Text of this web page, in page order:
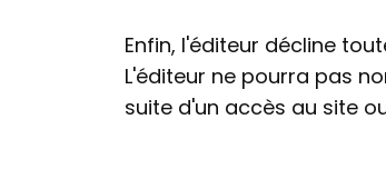
Enfin, l'éditeur décline
L'éditeur ne pourra pas
suite d'un accès au site